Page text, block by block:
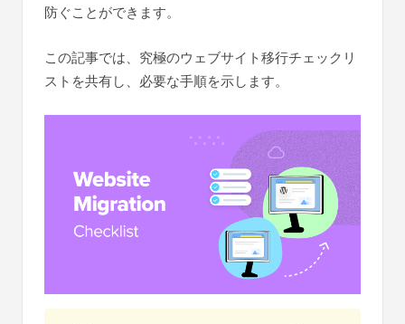
防ぐことができます。
この記事では、究極のウェブサイト移行チェックリ
ストを共有し、必要な手順を示します。